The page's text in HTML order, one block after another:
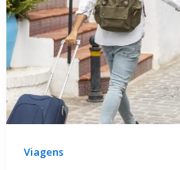
Viagens